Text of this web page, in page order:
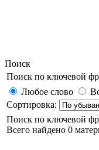
Поиск
Поиск по ключевой
Любое слово
Сортировка:
Поиск по ключевой
Всего найдено 0